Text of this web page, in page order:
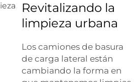
Revitalizando la
limpieza urbana
Los camiones de basura
de carga lateral están
cambiando la forma en